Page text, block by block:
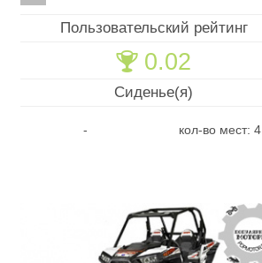
Пользовательский рейтинг
🏆 0.02
Сиденье(я)
- кол-во мест: 4